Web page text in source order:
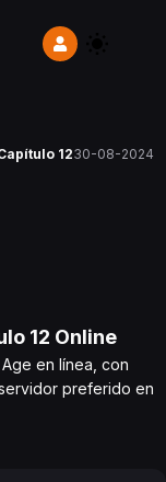
1230-08-2024
12 Online
en línea, con
preferido en